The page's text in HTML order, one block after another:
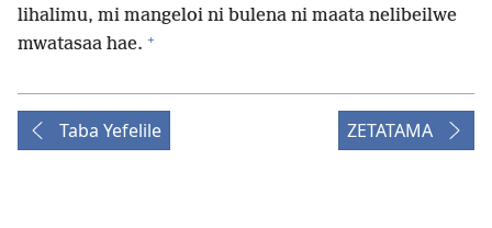
lihalimu, mi mangeloi ni bulena ni maata nelibeilwe
mwatasaa hae. +
Taba Yefelile ZETATAMA